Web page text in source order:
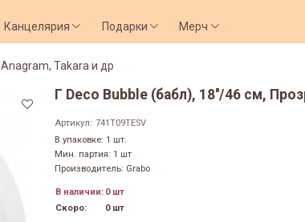
Канцелярия Подарки Мерч
Anagram, Takara и др
Г Deco Bubble (бабл), 18''/46 см,
Артикул: 741T09TESV
В упаковке: 1 шт.
Мин. партия: 1 шт
Производитель: Grabo
В наличии: 0 шт
Скоро:
0 шт